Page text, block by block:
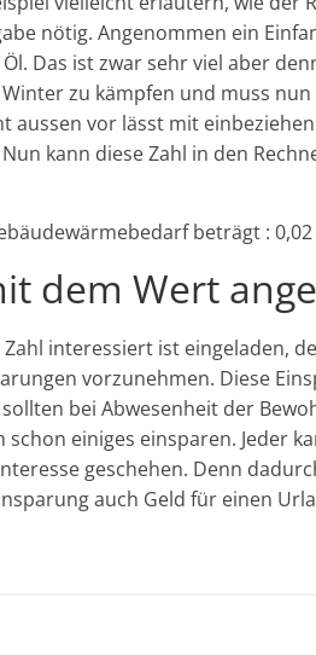
nötig. Angenommen ein
Das ist zwar sehr viel aber
zu kämpfen und muss
aussen vor lässt mit
kann diese Zahl in den
beträgt : 0,02
dem Wert
Zahl interessiert ist eingeladen,
vorzunehmen. Diese
bei Abwesenheit der
einiges einsparen. Jeder
geschehen. Denn
auch Geld für einen